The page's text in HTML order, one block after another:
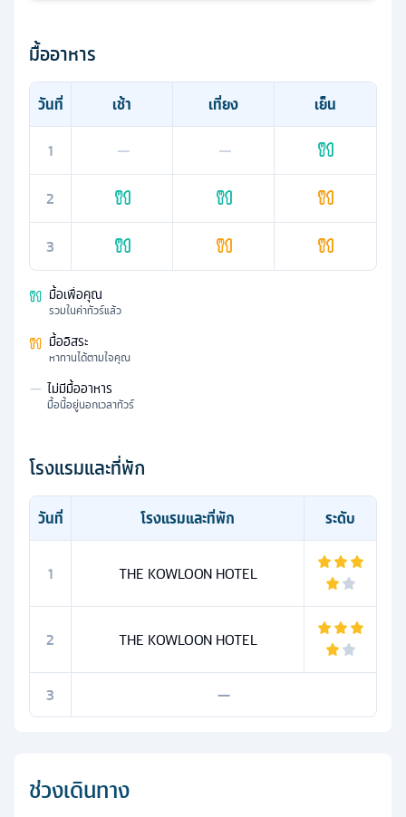
มื้ออาหาร
วันที่ เช้า เที่ยง
เย็น
1
— —
2
3
มื้อเพื่อคุณ
รวมในค่าทัวร์แล้ว
มื้ออิสระ
หาทานได้ตามใจคุณ
— ไม่มีมื้ออาหาร
มื้อนี้อยู่นอกเวลาทัวร์
โรงแรมและที่พัก
วันที่ โรงแรมและที่พัก ระดับ
1 THE KOWLOON HOTEL
2 THE KOWLOON HOTEL
3 —
ช่วงเดินทาง